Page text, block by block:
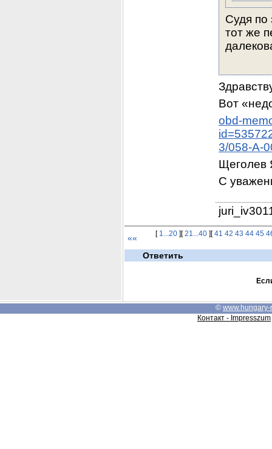
Судя по
тот же
Вот
obd-
3/058-A-
Щеголев
С
«« [ 1...20][21...40][41 42 43 44 45
Ответить
© www.hungary-
Контакт - Impresszum